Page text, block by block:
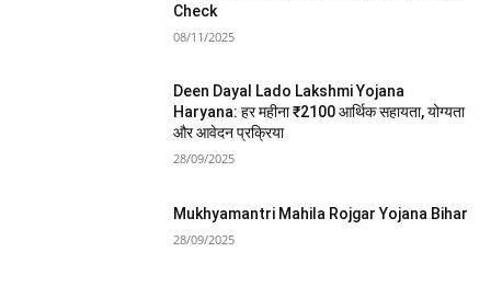
Check
08/11/2025
Deen Dayal Lado Lakshmi Yojana
Haryana: हर महीना ₹2100 आर्थिक सहायता, योग्यता
और आवेदन प्रक्रिया
28/09/2025
Mukhyamantri Mahila Rojgar Yojana Bihar
28/09/2025